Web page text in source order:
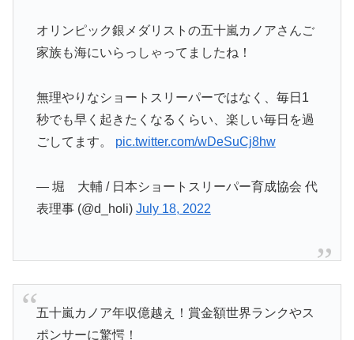
オリンピック銀メダリストの五十嵐カノアさんご
家族も海にいらっしゃってましたね！
無理やりなショートスリーパーではなく、毎日1
秒でも早く起きたくなるくらい、楽しい毎日を過
ごしてます。 pic.twitter.com/wDeSuCj8hw
— 堀 大輔 / 日本ショートスリーパー育成協会 代
表理事 (@d_holi) July 18, 2022
五十嵐カノア年収億越え！賞金額世界ランクやス
ポンサーに驚愕！